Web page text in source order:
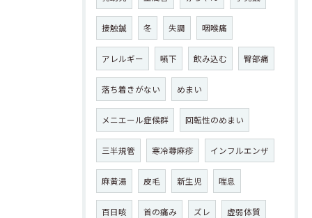
接触鍼 冬 失調 咽喉痛
アレルギー 嚥下 飲み込む 臀部痛
落ち着きがない めまい
メニエール症候群 回転性のめまい
三半規管 寒冷蕁麻疹 インフルエンザ
麻黄湯 皮毛 新生児 喘息
百日咳 首の痛み ズレ 虚弱体質